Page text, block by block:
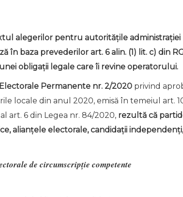
alegerilor pentru autoritățile
în baza prevederilor art. 6 alin. (1) lit. c) din
obligaţii legale care îi revine operatorului.
Permanente nr. 2/2020 privind
locale din anul 2020, emisă în temeiul art.
art. 6 din Legea nr. 84/2020, rezultă că
alianțele electorale, candidații
de circumscripție competente